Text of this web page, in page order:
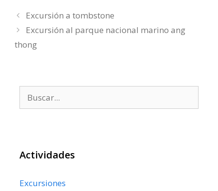
Excursión a tombstone
Excursión al parque nacional marino ang
thong
Actividades
Excursiones